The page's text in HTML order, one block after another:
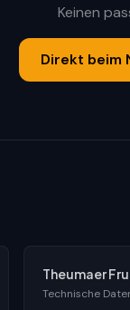
Keinen
Direkt beim
Theumaer
Technische